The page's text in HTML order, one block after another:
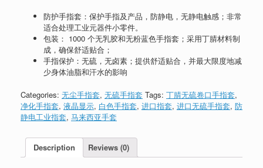
防护手指套：保护手指及产品，防静电，无静电触感；非常
适合处理工业元器件小零件。
包装： 1000 个无乳胶和无粉蓝色手指套；采用丁腈材料制
成，确保舒适贴合；
手指保护：无硫，无卤素；提供舒适贴合，并最大限度地减
少身体油脂和汗水的影响
Categories: 无尘手指套, 无硫手指套 Tags: 丁腈无硫卷口手指套,
净化手指套, 液晶显示, 白色手指套, 进口指套, 进口无硫手指套, 防
静电工业指套, 马来西亚手套
Description Reviews (0)